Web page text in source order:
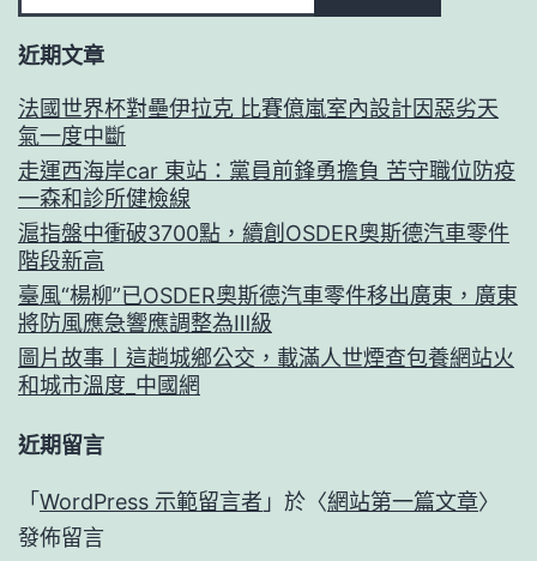
近期文章
法國世界杯對壘伊拉克 比賽億嵐室內設計因惡劣天
氣一度中斷
走運西海岸car 東站：黨員前鋒勇擔負 苦守職位防疫
一森和診所健檢線
滬指盤中衝破3700點，續創OSDER奧斯德汽車零件
階段新高
臺風“楊柳”已OSDER奧斯德汽車零件移出廣東，廣東
將防風應急響應調整為Ⅲ級
圖片故事丨這趟城鄉公交，載滿人世煙查包養網站火
和城市溫度_中國網
近期留言
「 WordPress 示範留言者 」於〈網站第一篇文章〉
發佈留言